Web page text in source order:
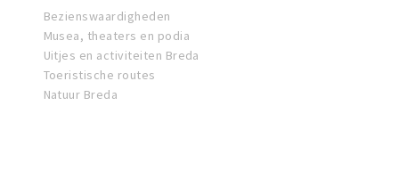
Bezienswaardigheden
Musea, theaters en podia
Uitjes en activiteiten Breda
Toeristische routes
Natuur Breda